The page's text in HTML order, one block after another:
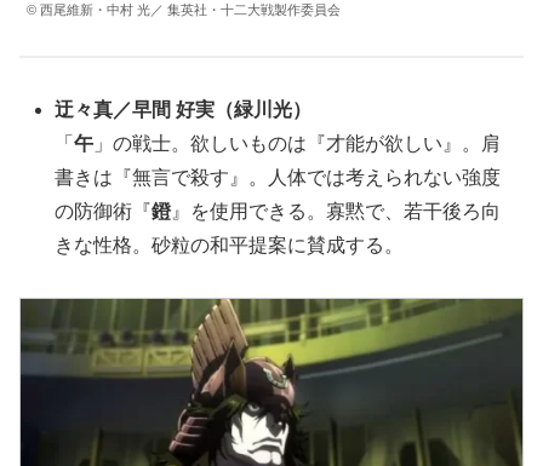
© 西尾維新・中村 光／ 集英社・十二大戦製作委員会
迂々真／早間 好実 （緑川光）
「午 」の戦士。欲しいものは『才能が欲しい』。肩
書きは『無言で殺す』。人体では考えられない強度
の防御術『鐙』を使用できる。寡黙で、若干後ろ向
きな性格。砂粒の和平提案に賛成する。